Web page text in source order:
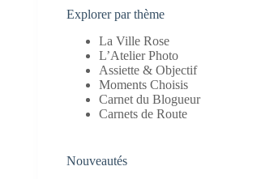
Explorer par thème
La Ville Rose
L’Atelier Photo
Assiette & Objectif
Moments Choisis
Carnet du Blogueur
Carnets de Route
Nouveautés